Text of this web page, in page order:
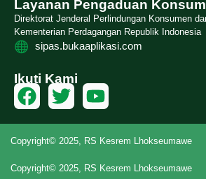
Layanan Pengaduan
Direktorat Jenderal Perlindungan Konsumen
Kementerian Perdagangan Republik Indonesia
sipas.bukaaplikasi.com
Ikuti Kami
Copyright© 2025, RS Kesrem Lhokseumawe
Copyright© 2025, RS Kesrem Lhokseumawe